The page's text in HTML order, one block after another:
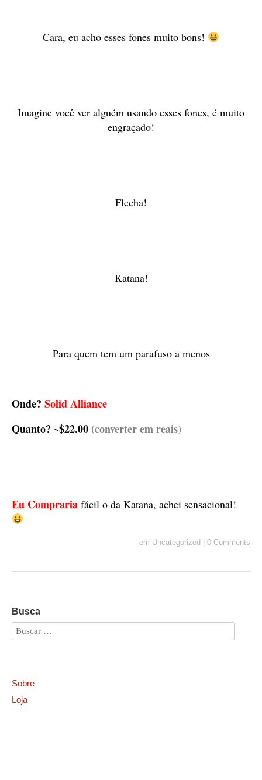
Cara, eu acho esses fones muito bons!
Imagine você ver alguém usando esses fones, é muito
engraçado!
Flecha!
Katana!
Para quem tem um parafuso a menos
Onde? Solid Alliance
Quanto? ~$22.00 (converter em reais)
Eu Compraria fácil o da Katana, achei sensacional!
em Uncategorized 0 Comments
Busca
Sobre
Loja